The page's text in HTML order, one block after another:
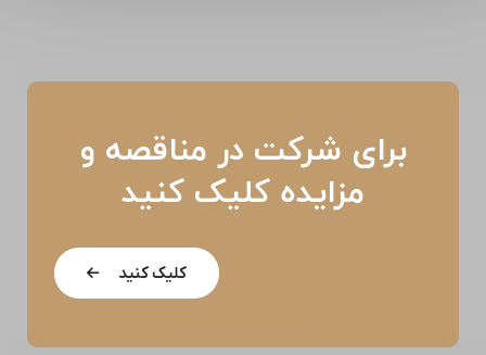
برای شرکت در مناقصه و
مزایده کلیک کنید
کلیک کنید